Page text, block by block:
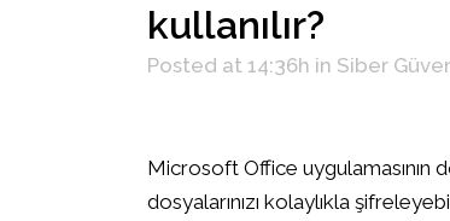
kullanılır?
Posted at 14:36h in Siber
Microsoft Office
dosyalarınızı kolaylıkla